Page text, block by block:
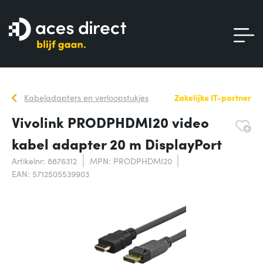
Kabeladapters en verloopstukjes Zakelijke IT-partner
Vivolink PRODPHDMI20 video
kabel adapter 20 m DisplayPort
Artikelnr: 8876312
MPN: PRODPHDMI20
EAN: 5712505539903